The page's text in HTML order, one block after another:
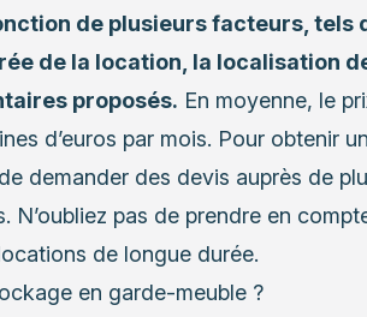
de plusieurs facteurs, tels
de la location, la localisation
proposés. En moyenne, le
d’euros par mois. Pour obtenir
demander des devis auprès de
pas de prendre en
de longue durée.
en garde-meuble ?